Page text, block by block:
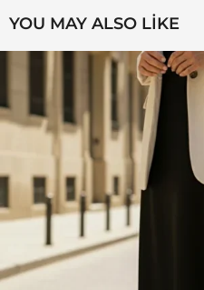
YOU MAY ALSO LIKE